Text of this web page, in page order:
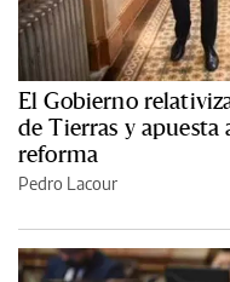
El Gobierno
de Tierras y apuesta
reforma
Pedro Lacour